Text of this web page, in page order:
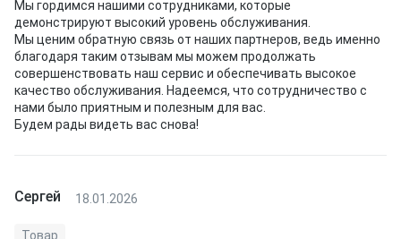
Мы гордимся нашими сотрудниками, которые
демонстрируют высокий уровень обслуживания.
Мы ценим обратную связь от наших партнеров, ведь именно
благодаря таким отзывам мы можем продолжать
совершенствовать наш сервис и обеспечивать высокое
качество обслуживания. Надеемся, что сотрудничество с
нами было приятным и полезным для вас.
Будем рады видеть вас снова!
Сергей 18.01.2026
Товар